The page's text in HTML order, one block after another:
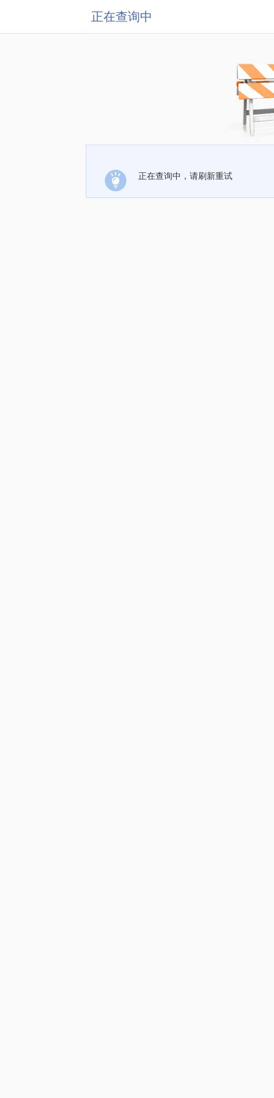
正在查询中
正在查询中，请刷新重试